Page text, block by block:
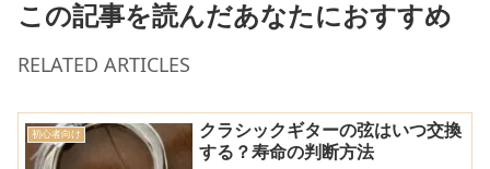
この記事を読んだあなたにおすすめ
RELATED ARTICLES
初心者向け
クラシックギターの弦はいつ交換
する？寿命の判断方法